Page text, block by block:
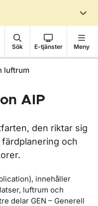
Sök E-tjänster Meny
luftrum
AIP
den riktar sig
och
innehåller
luftrum och
delar GEN – Generell